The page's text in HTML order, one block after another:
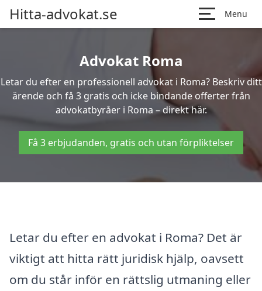
Hitta-advokat.se Menu
Advokat Roma
Letar du efter en professionell advokat i Roma? Beskriv ditt
ärende och få 3 gratis och icke bindande offerter från
advokatbyråer i Roma – direkt här.
Få 3 erbjudanden, gratis och utan förpliktelser
Letar du efter en advokat i Roma? Det är
viktigt att hitta rätt juridisk hjälp, oavsett
om du står inför en rättslig utmaning eller